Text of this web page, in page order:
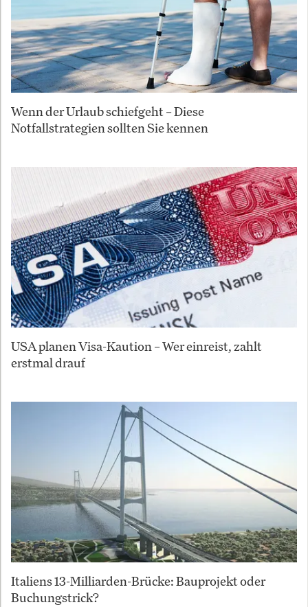
Wenn der Urlaub schiefgeht – Diese
Notfallstrategien sollten Sie kennen
USA planen Visa-Kaution – Wer einreist, zahlt
erstmal drauf
Italiens 13-Milliarden-Brücke: Bauprojekt oder
Buchungstrick?